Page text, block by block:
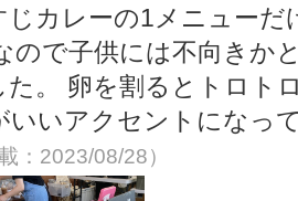
じカレーの1メニュー
ので子供には不向きか
。 卵を割るとトロト
いいアクセントになっ
：2023/08/28）